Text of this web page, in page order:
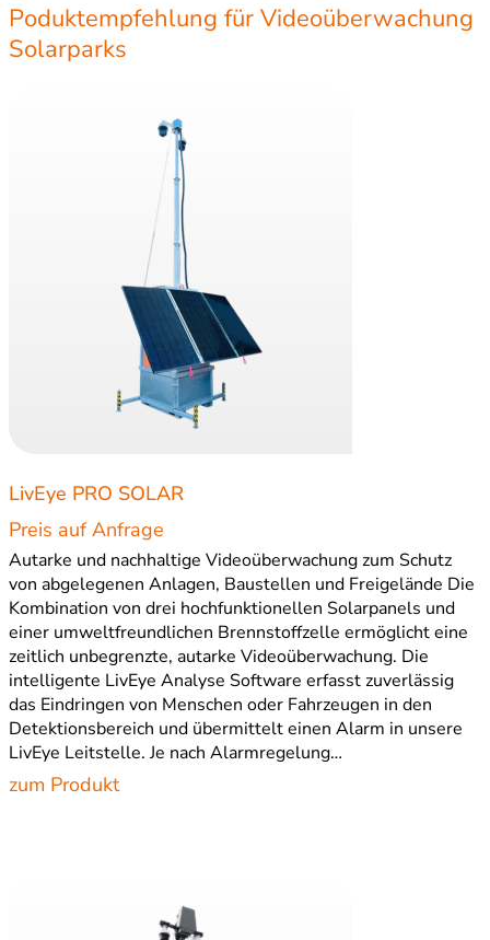
Poduktempfehlung für Videoüberwachung
Solarparks
LivEye PRO SOLAR
Preis auf Anfrage
Autarke und nachhaltige Videoüberwachung zum Schutz
von abgelegenen Anlagen, Baustellen und Freigelände Die
Kombination von drei hochfunktionellen Solarpanels und
einer umweltfreundlichen Brennstoffzelle ermöglicht eine
zeitlich unbegrenzte, autarke Videoüberwachung. Die
intelligente LivEye Analyse Software erfasst zuverlässig
das Eindringen von Menschen oder Fahrzeugen in den
Detektionsbereich und übermittelt einen Alarm in unsere
LivEye Leitstelle. Je nach Alarmregelung…
zum Produkt